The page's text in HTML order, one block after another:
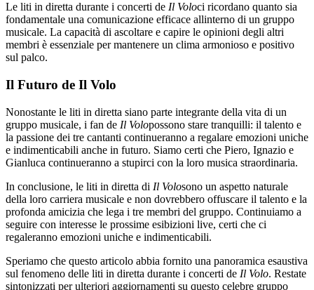
Le liti in diretta durante i concerti de Il Voloci ricordano quanto sia
fondamentale una comunicazione efficace allinterno di un gruppo
musicale. La capacità di ascoltare e capire le opinioni degli altri
membri è essenziale per mantenere un clima armonioso e positivo
sul palco.
Il Futuro de Il Volo
Nonostante le liti in diretta siano parte integrante della vita di un
gruppo musicale, i fan de Il Volopossono stare tranquilli: il talento e
la passione dei tre cantanti continueranno a regalare emozioni uniche
e indimenticabili anche in futuro. Siamo certi che Piero, Ignazio e
Gianluca continueranno a stupirci con la loro musica straordinaria.
In conclusione, le liti in diretta di Il Volosono un aspetto naturale
della loro carriera musicale e non dovrebbero offuscare il talento e la
profonda amicizia che lega i tre membri del gruppo. Continuiamo a
seguire con interesse le prossime esibizioni live, certi che ci
regaleranno emozioni uniche e indimenticabili.
Speriamo che questo articolo abbia fornito una panoramica esaustiva
sul fenomeno delle liti in diretta durante i concerti de Il Volo. Restate
sintonizzati per ulteriori aggiornamenti su questo celebre gruppo